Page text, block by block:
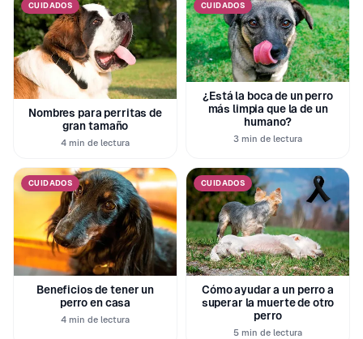
CUIDADOS
Nombres para perritas de
gran tamaño
4 min de lectura
CUIDADOS
¿Está la boca de un perro
más limpia que la de un
humano?
3 min de lectura
CUIDADOS
Beneficios de tener un
perro en casa
4 min de lectura
CUIDADOS
Cómo ayudar a un perro a
superar la muerte de otro
perro
5 min de lectura